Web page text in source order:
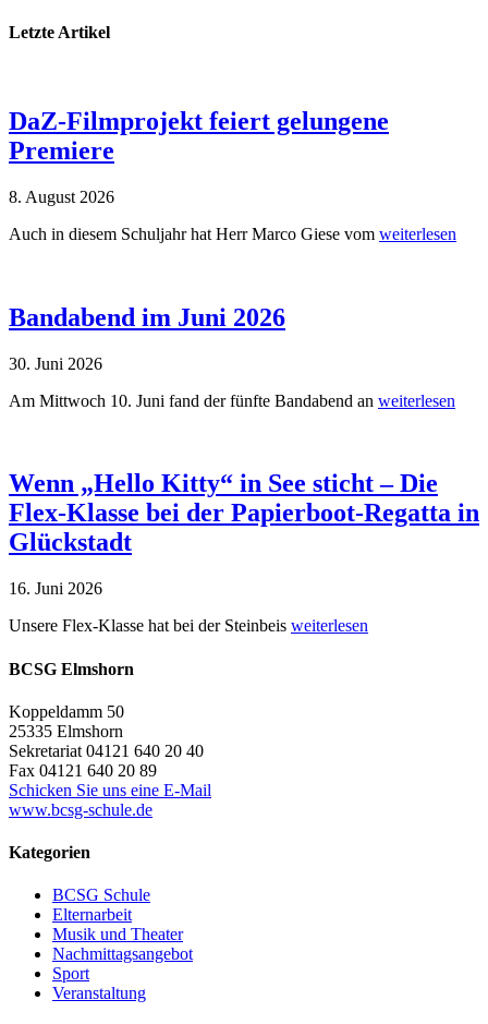
Letzte Artikel
DaZ-Filmprojekt feiert gelungene
Premiere
8. August 2026
Auch in diesem Schuljahr hat Herr Marco Giese vom weiterlesen
Bandabend im Juni 2026
30. Juni 2026
Am Mittwoch 10. Juni fand der fünfte Bandabend an weiterlesen
Wenn „Hello Kitty“ in See sticht – Die
Flex-Klasse bei der Papierboot-Regatta in
Glückstadt
16. Juni 2026
Unsere Flex-Klasse hat bei der Steinbeis weiterlesen
BCSG Elmshorn
Koppeldamm 50
25335 Elmshorn
Sekretariat 04121 640 20 40
Fax 04121 640 20 89
Schicken Sie uns eine E-Mail
www.bcsg-schule.de
Kategorien
BCSG Schule
Elternarbeit
Musik und Theater
Nachmittagsangebot
Sport
Veranstaltung